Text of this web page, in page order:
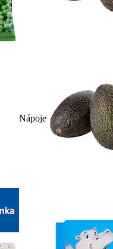
Nápoje